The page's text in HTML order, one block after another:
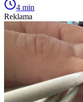
4 min
Reklama